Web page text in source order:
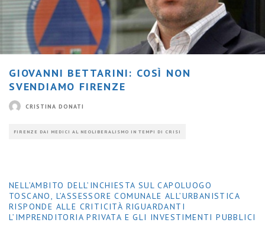
GIOVANNI BETTARINI: COSÌ NON
SVENDIAMO FIRENZE
CRISTINA DONATI
FIRENZE DAI MEDICI AL NEOLIBERALISMO IN TEMPI DI CRISI
NELL’AMBITO DELL’INCHIESTA SUL CAPOLUOGO
TOSCANO, L’ASSESSORE COMUNALE ALL’URBANISTICA
RISPONDE ALLE CRITICITÀ RIGUARDANTI
L’IMPRENDITORIA PRIVATA E GLI INVESTIMENTI PUBBLICI